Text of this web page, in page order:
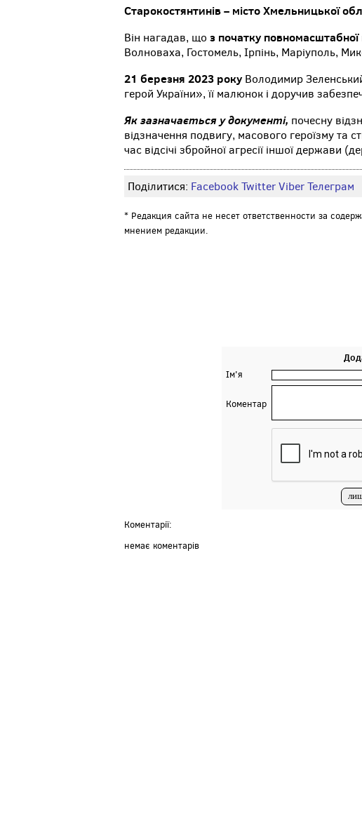
Старокостянтинів – місто Хмельницької
Він нагадав, що з початку
Волноваха, Гостомель, Ірпінь, Маріуполь,
21 березня 2023 рокуВолодимир
герой України», її малюнок і доручив
Як зазначається у документі, почесну
відзначення подвигу, масового героїзму та
час відсічі збройної агресії іншої держави
Поділитися: FacebookTwitterViberТелеграм
* Редакция сайта не несет ответственности за
мнением редакции.
Ім'я
Коментар
Коментарії:
немає коментарів